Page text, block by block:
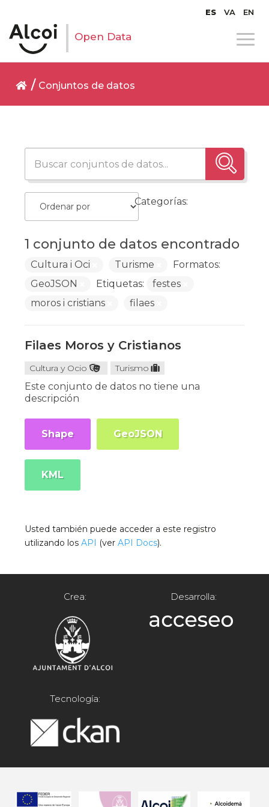
ES VA EN
Open Data
Conjuntos de datos
1 conjunto de datos encontrado
Categorías:
Cultura i Oci Turisme
Formatos:
GeoJSON
Etiquetas:
festes
moros i cristians
filaes
Filaes Moros y Cristianos
Cultura y Ocio Turismo
Este conjunto de datos no tiene una
descripción
Shape GeoJSON
KML
Usted también puede acceder a este registro
utilizando losAPI (verAPI Docs).
Crea: Desarrolla:
Tecnología: